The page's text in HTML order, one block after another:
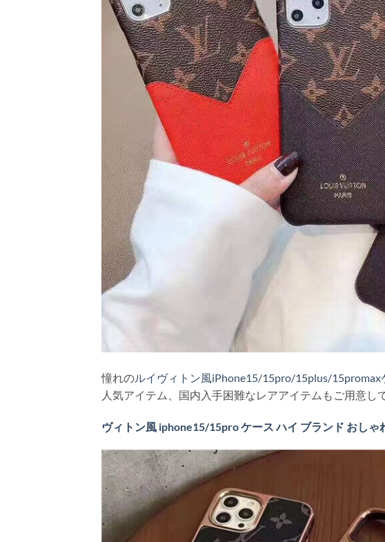
憧れのルイヴィトン風iPhone15/15pro/15plus/15promax
人気アイテム、国内入手困難なレアアイテムもご用意し
ヴィトン風 iphone15/15pro ケース ハイ ブランド おしゃ